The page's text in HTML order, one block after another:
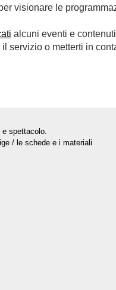
visionare le
alcuni eventi e
servizio o metterti in
e spettacolo.
/ le schede e i materiali